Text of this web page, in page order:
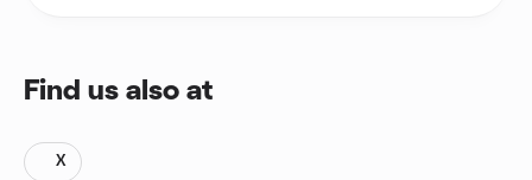
Find us also at
X